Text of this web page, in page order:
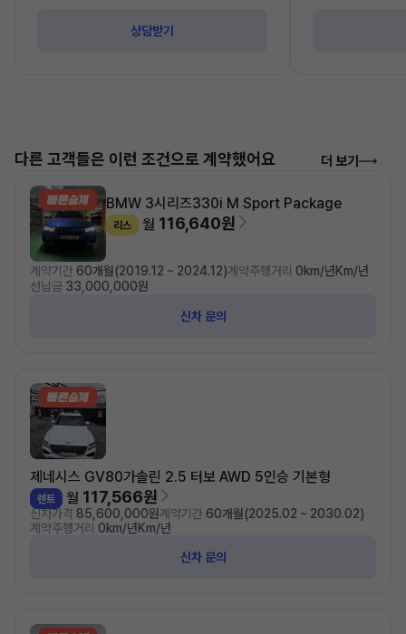
상담받기
다른 고객들은 이런 조건으로 계약했어요 더 보기
BMW 3시리즈330i M Sport Package
리스 월 116,640원
계약기간 60개월(2019.12 ~ 2024.12)계약주행거리 0km/년Km/년
선납금 33,000,000원
신차 문의
제네시스 GV80가솔린 2.5 터보 AWD 5인승 기본형
렌트 월 117,566원
신차가격 85,600,000원계약기간 60개월(2025.02 ~ 2030.02)
계약주행거리 0km/년Km/년
신차 문의